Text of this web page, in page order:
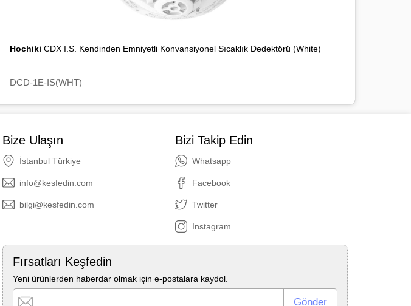
Hochiki CDX I.S. Kendinden Emniyetli Konvansiyonel Sıcaklık Dedektörü (White)
DCD-1E-IS(WHT)
Bize Ulaşın
İstanbul Türkiye
info@kesfedin.com
bilgi@kesfedin.com
Bizi Takip Edin
Whatsapp
Facebook
Twitter
Instagram
Fırsatları Keşfedin
Yeni ürünlerden haberdar olmak için e-postalara kaydol.